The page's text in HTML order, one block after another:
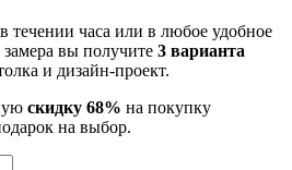
течении часа или в любое удобное
вы получите 3 варианта
и дизайн-проект.
скидку 68% на покупку
на выбор.